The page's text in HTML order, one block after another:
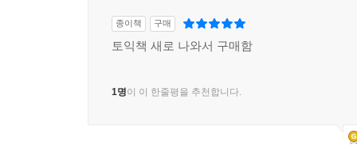
종이책 구매
토익책 새로 나와서 구매함
1명이 이 한줄평을 추천합니다.